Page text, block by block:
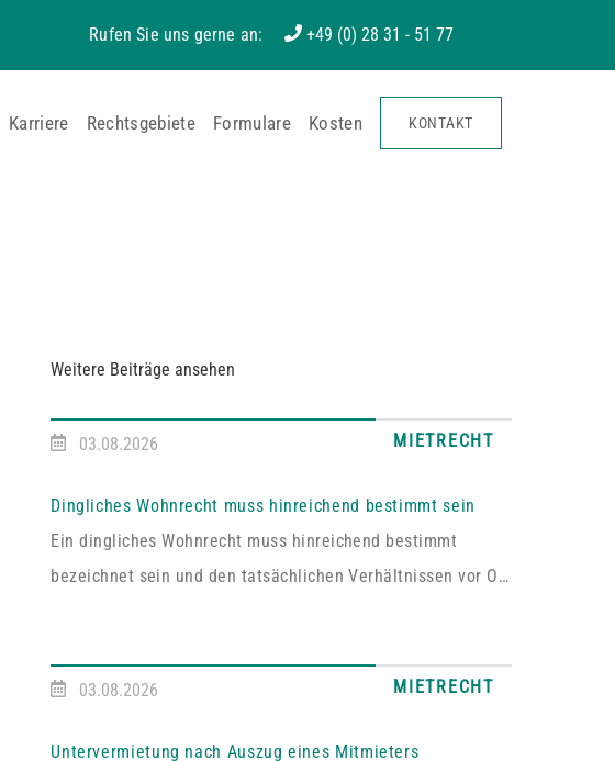
Rufen Sie uns gerne an: +49 (0) 28 31 - 51 77
Karriere Rechtsgebiete Formulare Kosten KONTAKT
Weitere Beiträge ansehen
03.08.2026 MIETRECHT
Dingliches Wohnrecht muss hinreichend bestimmt sein
Ein dingliches Wohnrecht muss hinreichend bestimmt
bezeichnet sein und den tatsächlichen Verhältnissen vor Ort
Pfälzischen Oberlandesgericht Zweibrücken entschiedenen
ausdrücklich „die alleinige ausschließliche Benutzung der
03.08.2026 MIETRECHT
Untervermietung nach Auszug eines Mitmieters